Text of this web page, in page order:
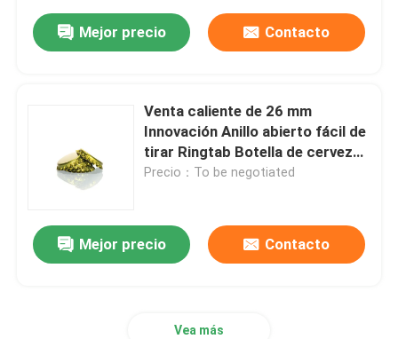
Mejor precio Contacto
Venta caliente de 26 mm
Innovación Anillo abierto fácil de
tirar Ringtab Botella de cerveza
de bebidas tapa de corona
Precio：To be negotiated
Mejor precio Contacto
Vea más